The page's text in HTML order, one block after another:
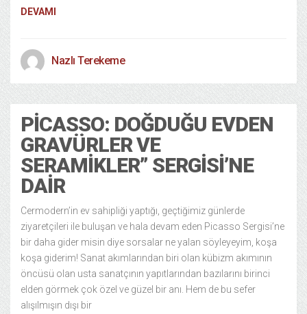
DEVAMI
Nazlı Terekeme
PICASSO: DOĞDUĞU EVDEN
GRAVÜRLER VE
SERAMIKLER” SERGISI’NE
DAIR
Cermodern’in ev sahipliği yaptığı, geçtiğimiz günlerde
ziyaretçileri ile buluşan ve hala devam eden Picasso Sergisi’ne
bir daha gider misin diye sorsalar ne yalan söyleyeyim, koşa
koşa giderim! Sanat akımlarından biri olan kübizm akımının
öncüsü olan usta sanatçının yapıtlarından bazılarını birinci
elden görmek çok özel ve güzel bir anı. Hem de bu sefer
alışılmışın dışı bir